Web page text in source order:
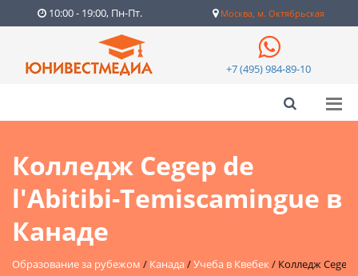
10:00 - 19:00, Пн-Пт. Москва, м. Октябрьская
+7 (495) 984-89-10
Колледж Cegep de
l'Abitibi-Temiscamingue в
Канаде
Образование за рубежом / Канада/Учеба в Квебек/ Колледж Cegep